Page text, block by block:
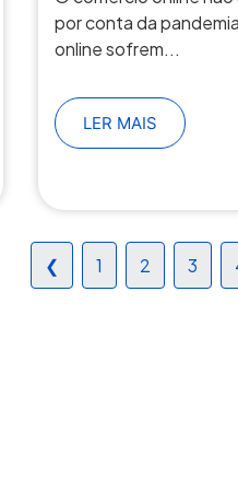
por conta da
online sofrem...
LER MAIS
❮ 1 2 3